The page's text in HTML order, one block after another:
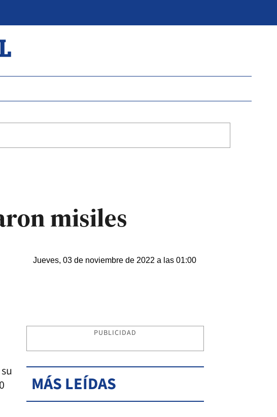
misiles
Jueves, 03 de noviembre de 2022 a las 01:00
PUBLICIDAD
MÁS LEÍDAS